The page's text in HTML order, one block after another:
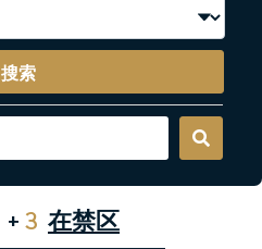
搜索
+3 在禁区